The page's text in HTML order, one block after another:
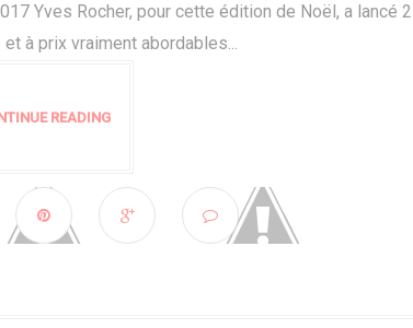
Yves Rocher, pour cette édition de Noël, a lancé 2
à prix vraiment abordables...
READING